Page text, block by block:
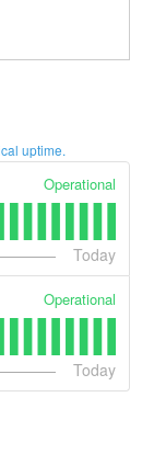
uptime.
Operational
Today
Operational
Today